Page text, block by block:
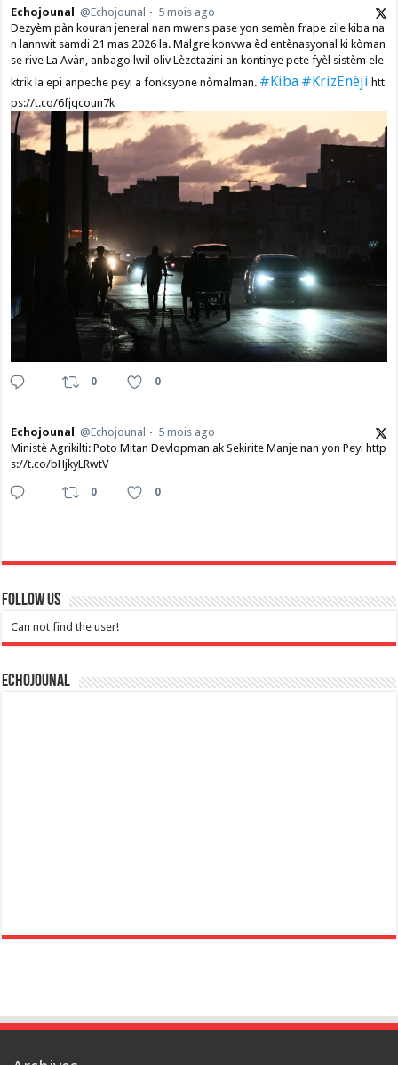
Echojounal @Echojounal
5 mois ago
Dezyèm pàn kouran jeneral nan mwens pase yon semèn frape zile kiba na
n lannwit samdi 21 mas 2026 la. Malgre konvwa èd entènasyonal ki kòman
se rive La Avàn, anbago lwil oliv Lèzetazini an kontinye pete fyèl sistèm ele
ktrik la epi anpeche peyi a fonksyone nòmalman. #Kiba #KrizEnèji htt
ps://t.co/6fjqcoun7k
0 0
Echojounal @Echojounal
5 mois ago
Ministè Agrikilti: Poto Mitan Devlopman ak Sekirite Manje nan yon Peyi http
s://t.co/bHjkyLRwtV
0 0
Follow Us
Can not find the user!
Echojounal